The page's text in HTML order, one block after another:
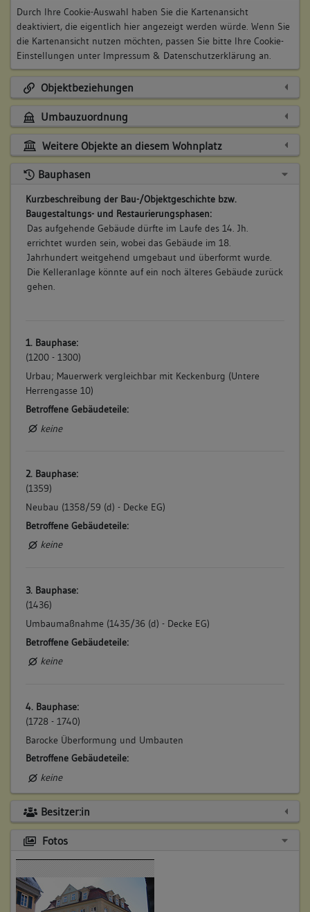
Durch Ihre Cookie-Auswahl haben Sie die Kartenansicht
deaktiviert, die eigentlich hier angezeigt werden würde. Wenn Sie
die Kartenansicht nutzen möchten, passen Sie bitte Ihre Cookie-
Einstellungen unter Impressum & Datenschutzerklärung an.
Objektbeziehungen
Umbauzuordnung
Weitere Objekte an diesem Wohnplatz
Bauphasen
Kurzbeschreibung der Bau-/Objektgeschichte bzw.
Baugestaltungs- und Restaurierungsphasen:
Das aufgehende Gebäude dürfte im Laufe des 14. Jh.
errichtet wurden sein, wobei das Gebäude im 18.
Jahrhundert weitgehend umgebaut und überformt wurde.
Die Kelleranlage könnte auf ein noch älteres Gebäude zurück
gehen.
1. Bauphase:
(1200 - 1300)
Urbau; Mauerwerk vergleichbar mit Keckenburg (Untere
Herrengasse 10)
Betroffene Gebäudeteile:
keine
2. Bauphase:
(1359)
Neubau (1358/59 (d) - Decke EG)
Betroffene Gebäudeteile:
keine
3. Bauphase:
(1436)
Umbaumaßnahme (1435/36 (d) - Decke EG)
Betroffene Gebäudeteile:
keine
4. Bauphase:
(1728 - 1740)
Barocke Überformung und Umbauten
Betroffene Gebäudeteile:
keine
Besitzer:in
Fotos